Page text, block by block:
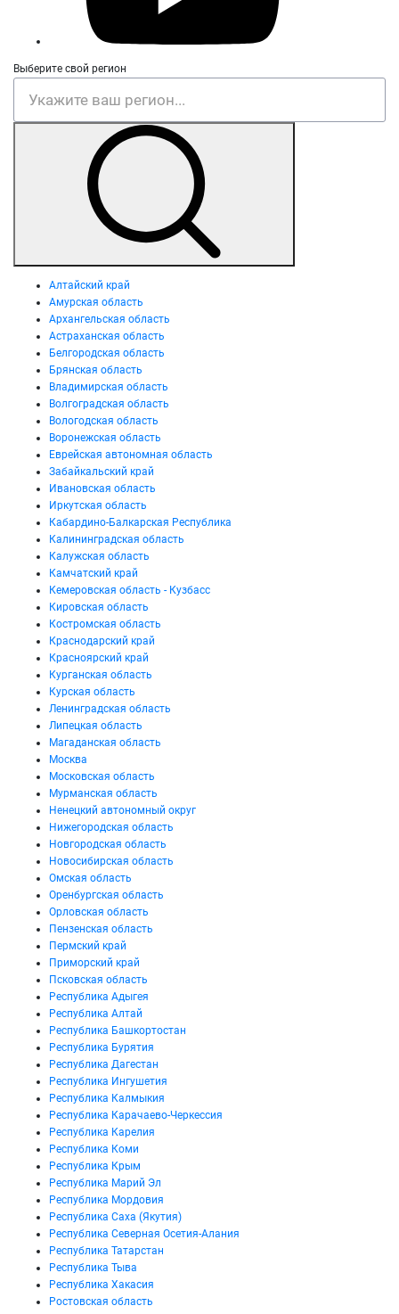
Выберите свой регион
Алтайский край
Амурская область
Архангельская область
Астраханская область
Белгородская область
Брянская область
Владимирская область
Волгоградская область
Вологодская область
Воронежская область
Еврейская автономная область
Забайкальский край
Ивановская область
Иркутская область
Кабардино-Балкарская Республика
Калининградская область
Калужская область
Камчатский край
Кемеровская область - Кузбасс
Кировская область
Костромская область
Краснодарский край
Красноярский край
Курганская область
Курская область
Ленинградская область
Липецкая область
Магаданская область
Москва
Московская область
Мурманская область
Ненецкий автономный округ
Нижегородская область
Новгородская область
Новосибирская область
Омская область
Оренбургская область
Орловская область
Пензенская область
Пермский край
Приморский край
Псковская область
Республика Адыгея
Республика Алтай
Республика Башкортостан
Республика Бурятия
Республика Дагестан
Республика Ингушетия
Республика Калмыкия
Республика Карачаево-Черкессия
Республика Карелия
Республика Коми
Республика Крым
Республика Марий Эл
Республика Мордовия
Республика Саха (Якутия)
Республика Северная Осетия-Алания
Республика Татарстан
Республика Тыва
Республика Хакасия
Ростовская область